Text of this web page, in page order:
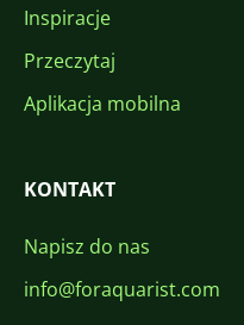
Inspiracje
Przeczytaj
Aplikacja mobilna
KONTAKT
Napisz do nas
info@foraquarist.com